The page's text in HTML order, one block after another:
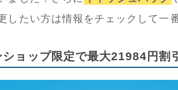
したい方は情報をチェックして一
ョップ限定で最大21984円割